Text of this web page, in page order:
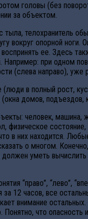
головы (без
за объектом.
телохранитель
вокруг опорной ноги.
ее. Здесь
при одном
(слева направо),
(люди в полный рост,
(окна домов,
человек, машина,
физическое
в них находится.
о многом.
уметь
“право”, “лево”,
12 часов, все
внимание
что опасность